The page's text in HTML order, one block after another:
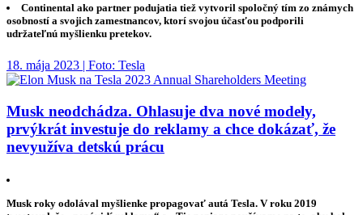
Continental ako partner podujatia tiež vytvoril spoločný tím zo známych
osobností a svojich zamestnancov, ktorí svojou účasťou podporili
udržateľnú myšlienku pretekov.
18. mája 2023 | Foto: Tesla
Musk neodchádza. Ohlasuje dva nové modely,
prvýkrát investuje do reklamy a chce dokázať, že
nevyužíva detskú prácu
Musk roky odolával myšlienke propagovať autá Tesla. V roku 2019